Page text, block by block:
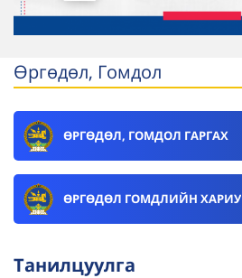
Өргөдөл, Гомдол
ӨРГӨДӨЛ, ГОМДОЛ ГАРГАХ
ӨРГӨДӨЛ ГОМДЛИЙН ХАРИУ
Танилцуулга